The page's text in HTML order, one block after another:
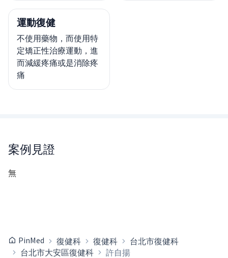
運動復健
不使用藥物，而使用特
定矯正性治療運動，進
而減緩疼痛或是消除疼
痛
案例見證
無
PinMed 復健科 復健科
台北市復健科
台北市大安區復健科
許自揚